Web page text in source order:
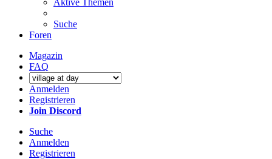
Aktive Themen
Suche
Foren
Magazin
FAQ
Anmelden
Registrieren
Join Discord
Suche
Anmelden
Registrieren